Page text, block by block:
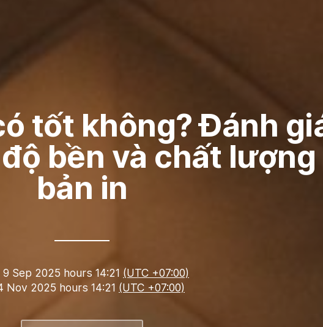
tốt không? Đánh
bền và chất lượng
bản in
9 Sep 2025 hours 14:21 (UTC +07:00)
Nov 2025 hours 14:21 (UTC +07:00)